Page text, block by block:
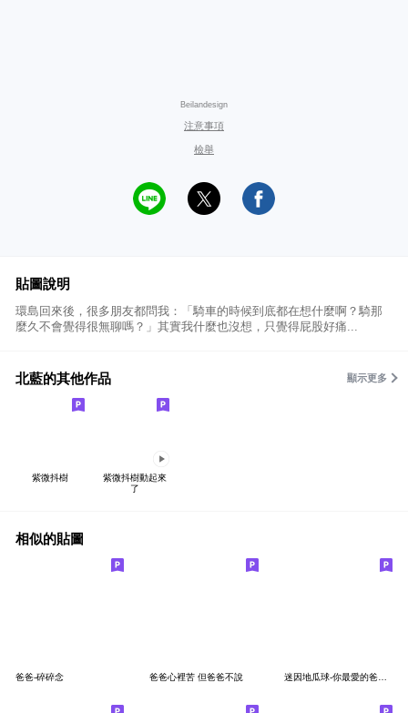
Beilandesign
注意事項
檢舉
貼圖說明
環島回來後，很多朋友都問我：「騎車的時候到底都在想什麼啊？騎那
麼久不會覺得很無聊嗎？」其實我什麼也沒想，只覺得屁股好痛...
北藍的其他作品 顯示更多
紫微抖樹
紫微抖樹動起來
了
相似的貼圖
爸爸-碎碎念 爸爸心裡苦 但爸爸不說 迷因地瓜球-你最愛的爸爸來了